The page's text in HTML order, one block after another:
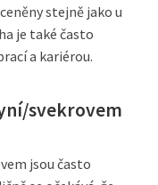
stejně jako u
je také často
a kariérou.
svekrovem
jsou často